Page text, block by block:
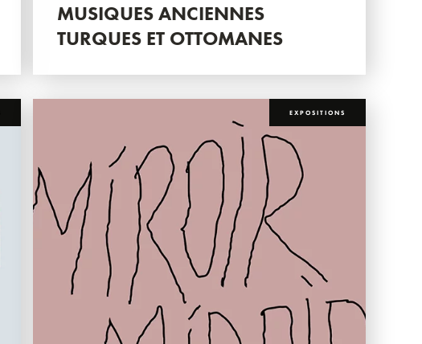
MUSIQUES ANCIENNES
TURQUES ET OTTOMANES
EXPOSITIONS